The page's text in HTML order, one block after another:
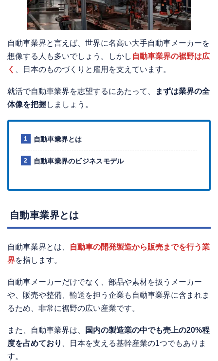
自動車業界と言えば、世界に名高い大手自動車メーカーを
想像する人も多いでしょう。しかし 自動車業界の裾野は広
く
、日本のものづくりと雇用を支えています。
就活で自動車業界を志望するにあたって、
まずは業界の全
体像を把握しましょう。
自動車業界とは
自動車業界のビジネスモデル
自動車業界とは
自動車業界とは、
自動車の開発製造から販売までを行う業
界を指します。
自動車メーカーだけでなく、部品や素材を扱うメーカー
や、販売や整備、輸送を担う企業も自動車業界に含まれま
るため、非常に裾野の広い産業です。
また、自動車業界は、
国内の製造業の中でも売上の20%程
度を占めており
、日本を支える基幹産業の1つでもありま
す。